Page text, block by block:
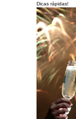
Dicas rápidas!